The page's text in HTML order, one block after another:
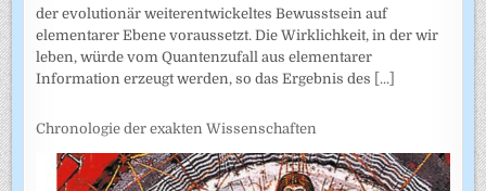
der evolutionär weiterentwickeltes Bewusstsein auf
elementarer Ebene voraussetzt. Die Wirklichkeit, in der wir
leben, würde vom Quantenzufall aus elementarer
Information erzeugt werden, so das Ergebnis des [...]
Chronologie der exakten Wissenschaften